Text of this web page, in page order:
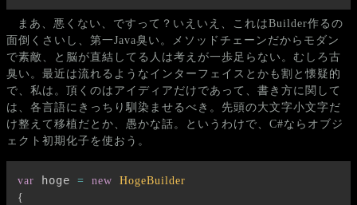
まあ、悪くない、ですって？いえいえ、これはBuilder作るの
面倒くさいし、第一Java臭い。メソッドチェーンだからモダン
で素敵、と脳が直結してる人は考えが一歩足らない。むしろ古
臭い。最近は流れるようなインターフェイスとかも割と懐疑的
で、私は。頂くのはアイディアだけであって、書き方に関して
は、各言語にきっちり馴染ませるべき。先頭の大文字小文字だ
け整えて移植だとか、愚かな話。というわけで、C#ならオブジ
ェクト初期化子を使おう。
var hoge = new
HogeBuilder
{